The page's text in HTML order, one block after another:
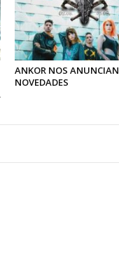
ANKOR NOS ANUNCIAN
NOVEDADES